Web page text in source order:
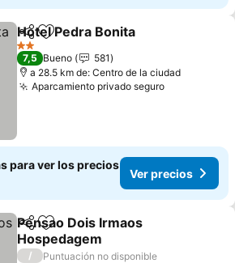
CompartirAñadir a favoritos
Hotel Pedra Bonita
2 Estrellas
7,5 Bueno
581
a 28.5 km de: Centro de la ciudad
Aparcamiento privado seguro
para ver los precios
Ver precios
CompartirAñadir a favoritos
Pensao Dois Irmaos
Hospedagem
/
Puntuación no disponible